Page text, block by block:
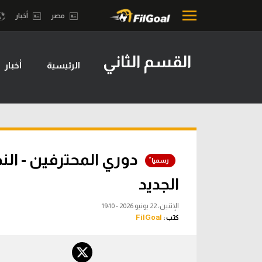
محتوى إخباري
ميركاتو
فانتازي في الجول
مسابقة التوقعات
مصر أخبار
القسم الثاني الرئيسية أخبار
الجديد
الإثنين، 22 يونيو 2026 - 19:10
كتب : FilGoal